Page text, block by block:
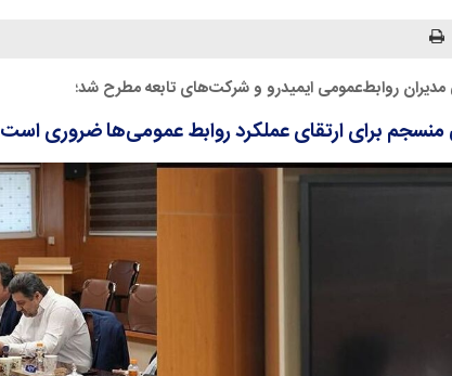
روابط‌عمومی ایمیدرو و شرکت‌های تابعه مطرح شد؛
برای ارتقای عملکرد روابط عمومی‌ها ضروری است